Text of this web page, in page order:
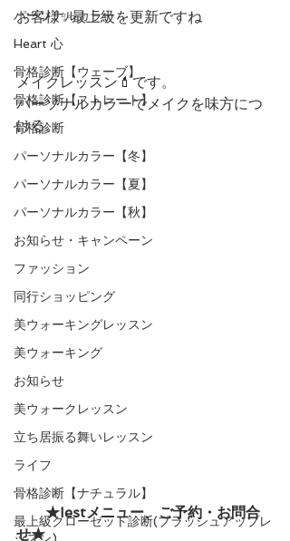
パーソナルカラー
Heart 心
骨格診断【ウェーブ】
骨格診断【ストレート】
骨格診断
パーソナルカラー【冬】
パーソナルカラー【夏】
パーソナルカラー【秋】
お知らせ・キャンペーン
ファッション
同行ショッピング
美ウォーキングレッスン
美ウォーキング
お知らせ
美ウォークレッスン
立ち居振る舞いレッスン
ライフ
骨格診断【ナチュラル】
最上級クローゼット診断(ブラッシュアップレ
ッスン)
お客様✨最上級を更新ですね
メイクレッスン💄です。
パーソナルカラーでメイクを味方につ
ける。
★Iestメニュー、ご予約・お問合
せ★